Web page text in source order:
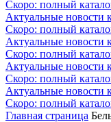
Скоро: полный
Актуальные новости
Скоро: полный
Актуальные новости
Скоро: полный
Актуальные новости
Скоро: полный
Актуальные новости
Скоро: полный
Главная страница